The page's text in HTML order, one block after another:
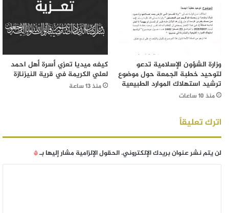
وزارة الشؤون الإسلامية تدعو
لتوحيد خطبة الجمعة حول موضوع
ترشيد استهلاك الموارد الطبيعية
منذ 10 ساعات
كيفه ميديا تعزي أسرة أهل احمد
لعلي الكريمة في قرية النيزنازة
منذ 13 ساعة
اترك تعليقاً
لن يتم نشر عنوان بريدك الإلكتروني.الحقول الإلزامية مشار إليها بـ*